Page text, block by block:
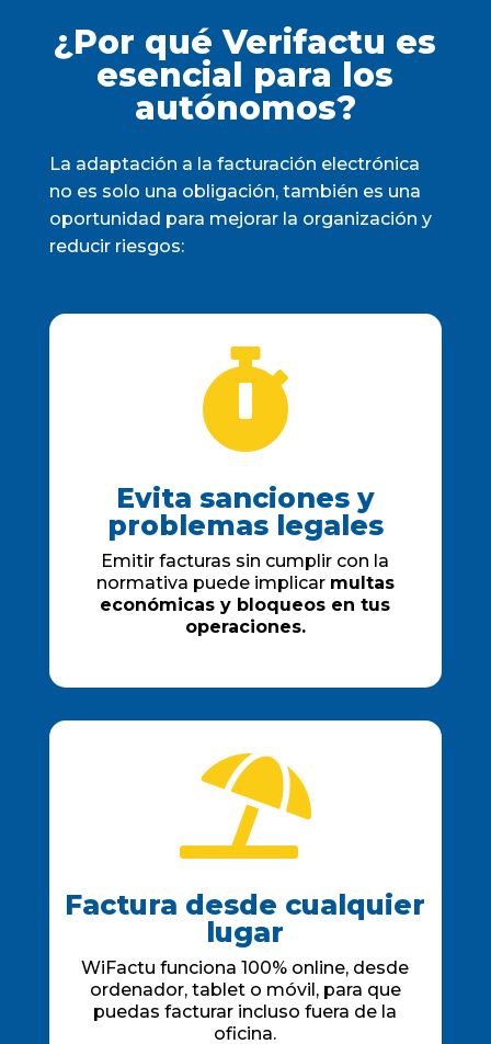
¿Por qué Verifactu es
esencial para los
autónomos?
La adaptación a la facturación electrónica
no es solo una obligación, también es una
oportunidad para mejorar la organización y
reducir riesgos:

Evita sanciones y
problemas legales
Emitir facturas sin cumplir con la
normativa puede implicar multas
económicas y bloqueos en tus
operaciones.

Factura desde cualquier
lugar
WiFactu funciona 100% online, desde
ordenador, tablet o móvil, para que
puedas facturar incluso fuera de la
oficina.